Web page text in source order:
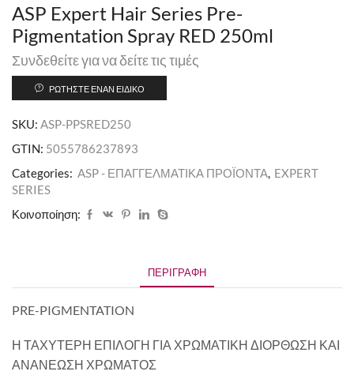
ASP Expert Hair Series Pre-
Pigmentation Spray RED 250ml
Συνδεθείτε για να δείτε τις τιμές
ΡΩΤΉΣΤΕ ΈΝΑΝ ΕΙΔΙΚΌ
SKU: ASP-PPSRED250
GTIN: 5055786237893
Categories: ASP - ΕΠΑΓΓΕΛΜΑΤΙΚΑ ΠΡΟΪΟΝΤΑ, EXPERT
SERIES
Κοινοποίηση:
ΠΕΡΙΓΡΑΦΉ
PRE-PIGMENTATION
Η ΤΑΧΥΤΕΡΗ ΕΠΙΛΟΓΗ ΓΙΑ ΧΡΩΜΑΤΙΚΗ ΔΙΟΡΘΩΣΗ ΚΑΙ
ΑΝΑΝΕΩΣΗ ΧΡΩΜΑΤΟΣ